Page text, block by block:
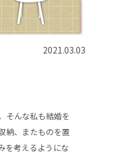
2021.03.03
そんな私も結婚を
納、またものを置
を考えるようにな